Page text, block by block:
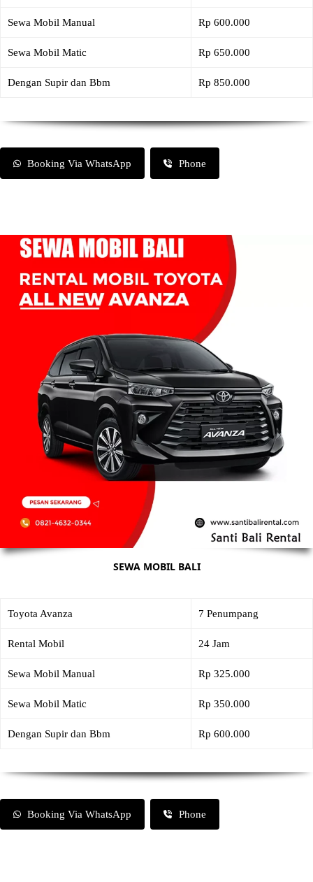
Sewa Mobil Manual Rp 600.000
Sewa Mobil Matic Rp 650.000
Dengan Supir dan Bbm Rp 850.000
Booking Via WhatsApp Phone
SEWA MOBIL BALI
Toyota Avanza 7 Penumpang
Rental Mobil 24 Jam
Sewa Mobil Manual Rp 325.000
Sewa Mobil Matic Rp 350.000
Dengan Supir dan Bbm Rp 600.000
Booking Via WhatsApp Phone